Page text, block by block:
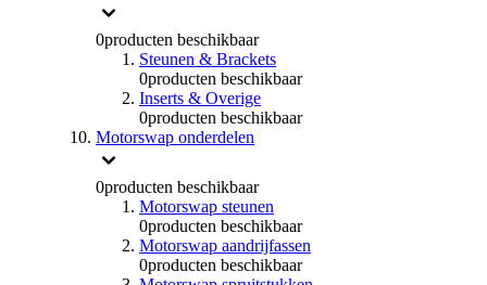
0producten beschikbaar
Steunen & Brackets
0producten beschikbaar
Inserts & Overige
0producten beschikbaar
Motorswap onderdelen
0producten beschikbaar
Motorswap steunen
0producten beschikbaar
Motorswap aandrijfassen
0producten beschikbaar